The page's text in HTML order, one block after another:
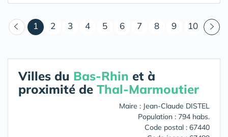
1 (courant)
2 3 4 5 6 7 8 9 10
Villes du Bas-Rhin et à
proximité de Thal-Marmoutier
Maire : Jean-Claude DISTEL
Population : 794 habs.
Code postal : 67440